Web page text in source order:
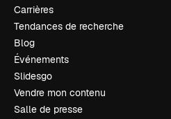
Carrières
Tendances de recherche
Blog
Événements
Slidesgo
Vendre mon contenu
Salle de presse